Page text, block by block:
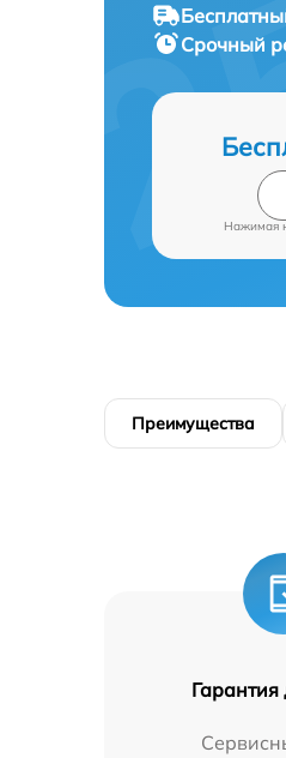
Срочный
Нажимая
Преимущества
Гарантия